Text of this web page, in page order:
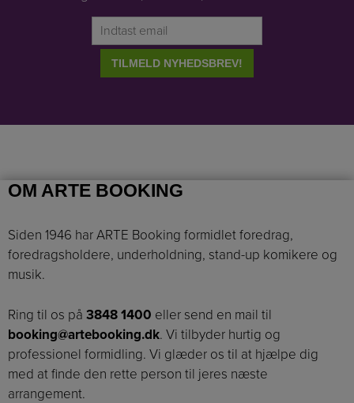
OM ARTE BOOKING
Siden 1946 har ARTE Booking formidlet foredrag,
foredragsholdere, underholdning, stand-up komikere og
musik.
Ring til os på 3848 1400 eller send en mail til
booking@artebooking.dk. Vi tilbyder hurtig og
professionel formidling. Vi glæder os til at hjælpe dig
med at finde den rette person til jeres næste
arrangement.